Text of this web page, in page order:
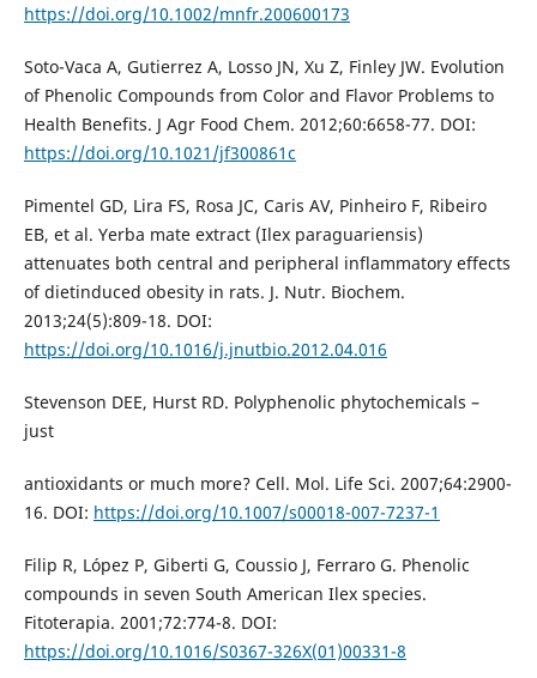
https://doi.org/10.1002/mnfr.200600173
Soto-Vaca A, Gutierrez A, Losso JN, Xu Z, Finley JW. Evolution
of Phenolic Compounds from Color and Flavor Problems to
Health Benefits. J Agr Food Chem. 2012;60:6658-77. DOI:
https://doi.org/10.1021/jf300861c
Pimentel GD, Lira FS, Rosa JC, Caris AV, Pinheiro F, Ribeiro
EB, et al. Yerba mate extract (Ilex paraguariensis)
attenuates both central and peripheral inflammatory effects
of dietinduced obesity in rats. J. Nutr. Biochem.
2013;24(5):809-18. DOI:
https://doi.org/10.1016/j.jnutbio.2012.04.016
Stevenson DEE, Hurst RD. Polyphenolic phytochemicals –
just
antioxidants or much more? Cell. Mol. Life Sci. 2007;64:2900-
16. DOI: https://doi.org/10.1007/s00018-007-7237-1
Filip R, López P, Giberti G, Coussio J, Ferraro G. Phenolic
compounds in seven South American Ilex species.
Fitoterapia. 2001;72:774-8. DOI:
https://doi.org/10.1016/S0367-326X(01)00331-8